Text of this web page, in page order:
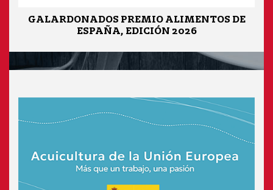
GALARDONADOS PREMIO ALIMENTOS DE
ESPAÑA, EDICIÓN 2026